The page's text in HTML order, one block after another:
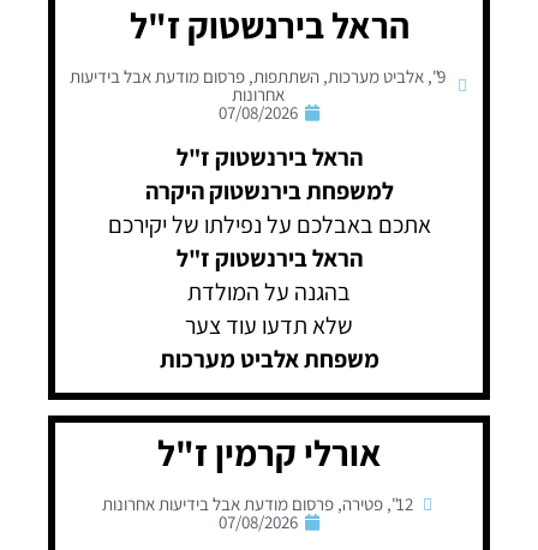
הראל בירנשטוק ז"ל
9"
, אלביט מערכות, השתתפות, פרסום מודעת אבל בידיעות
אחרונות
07/08/2026
הראל בירנשטוק ז"ל
למשפחת בירנשטוק היקרה
אתכם באבלכם על נפילתו של יקירכם
הראל בירנשטוק ז"ל
בהגנה על המולדת
שלא תדעו עוד צער
משפחת אלביט מערכות
אורלי קרמין ז"ל
12"
, פטירה, פרסום מודעת אבל בידיעות אחרונות
07/08/2026